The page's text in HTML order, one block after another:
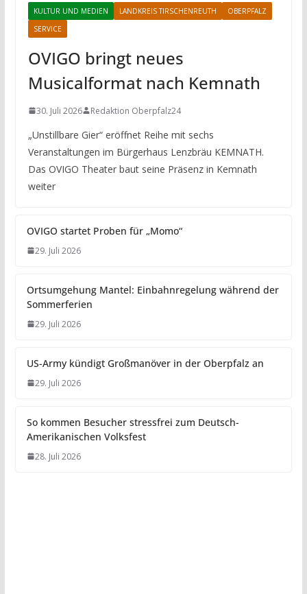
KULTUR UND MEDIEN LANDKREIS TIRSCHENREUTH
OBERPFALZ
SERVICE
OVIGO bringt neues
Musicalformat nach Kemnath
30. Juli 2026 Redaktion Oberpfalz24
„Unstillbare Gier“ eröffnet Reihe mit sechs
Veranstaltungen im Bürgerhaus Lenzbräu KEMNATH.
Das OVIGO Theater baut seine Präsenz in Kemnath
weiter
OVIGO startet Proben für „Momo“
29. Juli 2026
Ortsumgehung Mantel: Einbahnregelung während der
Sommerferien
29. Juli 2026
US-Army kündigt Großmanöver in der Oberpfalz an
29. Juli 2026
So kommen Besucher stressfrei zum Deutsch-
Amerikanischen Volksfest
28. Juli 2026